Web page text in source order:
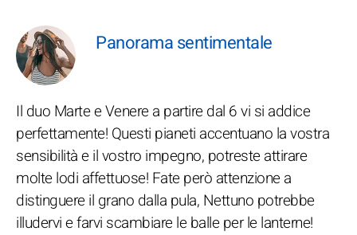
Panorama sentimentale
Il duo Marte e Venere a partire dal 6 vi si addice
perfettamente! Questi pianeti accentuano la vostra
sensibilità e il vostro impegno, potreste attirare
molte lodi affettuose! Fate però attenzione a
distinguere il grano dalla pula, Nettuno potrebbe
illudervi e farvi scambiare le balle per le lanterne!